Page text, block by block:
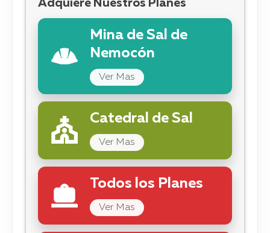
Adquiere Nuestros Planes
Mina de Sal de
Nemocón
Ver Mas
Catedral de Sal
Ver Mas
Todos los Planes
Ver Mas